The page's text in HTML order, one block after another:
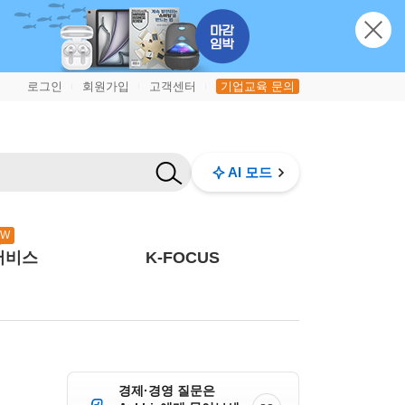
로그인 회원가입 고객센터 기업교육 문의
AI 모드
비스 K-FOCUS
경제·경영 질문은